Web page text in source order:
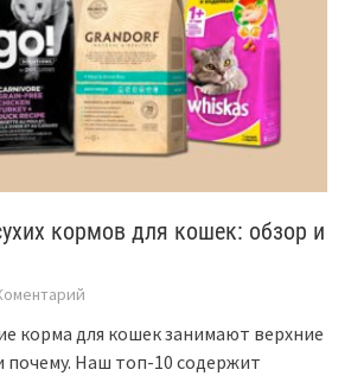
кормов для кошек: обзор и
корма для кошек занимают верхние
почему. Наш топ-10 содержит